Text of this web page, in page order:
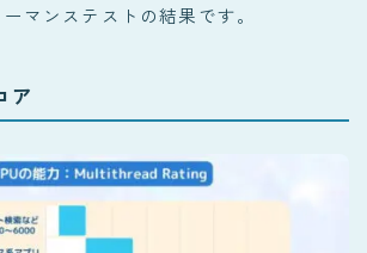
マンステストの結果です。
ア